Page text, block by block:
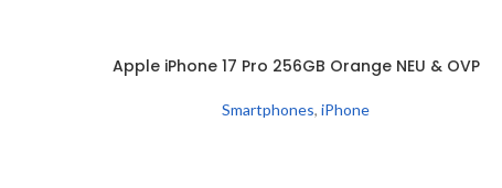
SOLD
OUT
WEITERLESEN
Apple iPhone 17 Pro 256GB Orange NEU & OVP
Smartphones, iPhone